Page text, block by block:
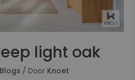
light oak
Blogs / Door Knoet